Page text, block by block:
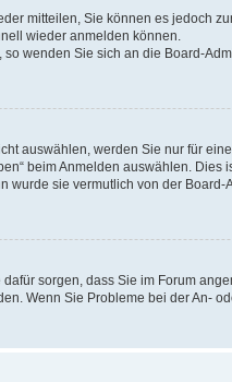
mitteilen, Sie können es jedoch
wieder anmelden können.
wenden Sie sich an die Board-
auswählen, werden Sie nur für
beim Anmelden auswählen.
wurde sie vermutlich von der Board-
sorgen, dass Sie im Forum
Wenn Sie Probleme bei der An-